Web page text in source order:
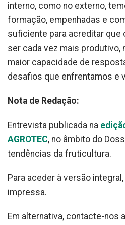
interno, como no externo,
formação, empenhadas e
suficiente para acreditar que
ser cada vez mais produtivo,
maior capacidade de
desafios que enfrentamos e
Nota de Redação:
Entrevista publicada na
AGROTEC, no âmbito do
tendências da fruticultura.
Para aceder à versão integral,
impressa.
Em alternativa, contacte-nos